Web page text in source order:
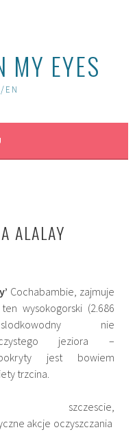
EYES
EN
ALALAY
Cochabambie, zajmuje
wysokogorski (2.686
nie
jeziora –
jest bowiem
trzcina.
akcje oczyszczania